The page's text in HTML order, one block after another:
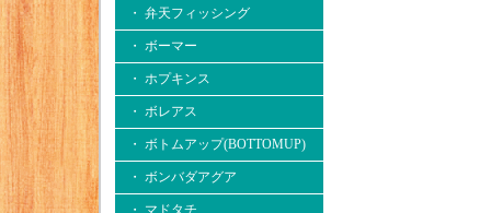
・ 弁天フィッシング
・ ボーマー
・ ホプキンス
・ ボレアス
・ ボトムアップ(BOTTOMUP)
・ ボンバダアグア
・ マドタチ